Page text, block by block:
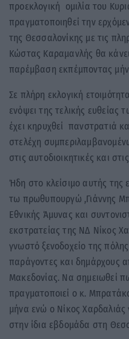
προεκλογική ομιλία του
πραγματοποιηθεί την
της Θεσσαλονίκης με τις
Κώστας Καραμανλής θα
παρέμβαση εκπέμποντας
Σε πλήρη εκλογική
ενόψει της τελικής ευθείας
έχει κηρυχθεί πανστρατιά
στελέχη
στις αυτοδιοικητικές και
Ήδη στο κλείσιμο αυτής
τω πρωθυπουργώ ,Γιάννης
Εθνικής Άμυνας και
εκστρατείας της ΝΔ Νίκος
γνωστό ξενοδοχείο της
παράγοντες και δημάρχους
Μακεδονίας. Να σημειωθεί
πραγματοποιεί ο κ.
μήνα ενώ ο Νίκος
στην ίδια εβδομάδα στη